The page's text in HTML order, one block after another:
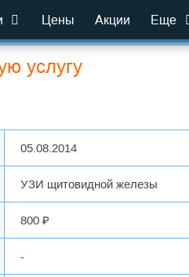
Цены Акции Еще
услугу
05.08.2014
УЗИ щитовидной железы
800 ₽
-